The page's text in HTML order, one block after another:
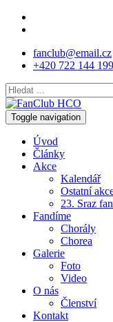
fanclub@email.cz
+420 722 144 199
Toggle navigation
Úvod
Články
Akce
Kalendář
Ostatní
23. Sraz
Fandíme
Chorály
Chorea
Galerie
Foto
Video
O nás
Členství
Kontakt